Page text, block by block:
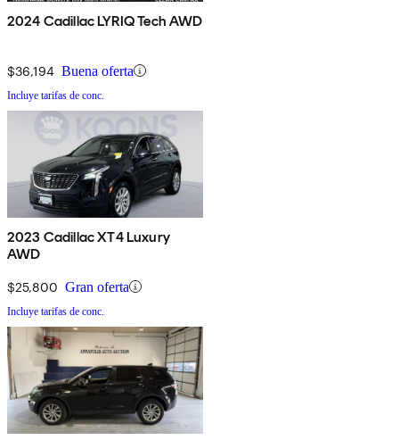
2024 Cadillac LYRIQ Tech AWD
$36,194 Buena oferta
Incluye tarifas de conc.
2023 Cadillac XT4 Luxury
AWD
$25,800 Gran oferta
Incluye tarifas de conc.